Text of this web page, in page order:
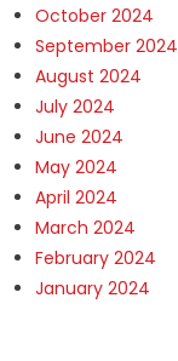
October 2024
September 2024
August 2024
July 2024
June 2024
May 2024
April 2024
March 2024
February 2024
January 2024